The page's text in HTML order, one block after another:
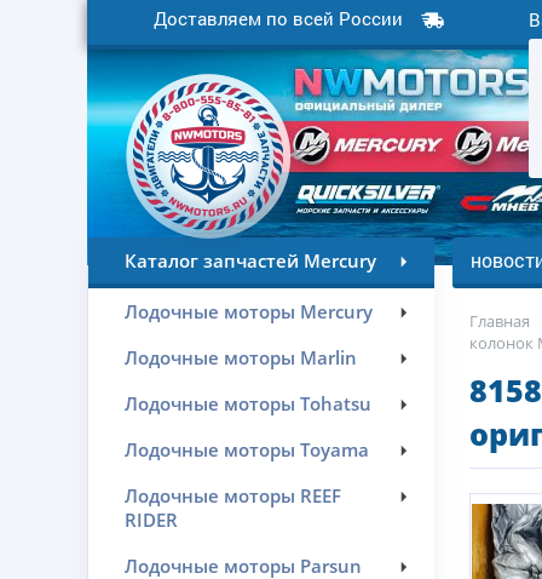
Доставляем по всей России
Каталог запчастей Mercury
Лодочные моторы Mercury
Лодочные моторы Marlin
Лодочные моторы Tohatsu
Лодочные моторы Toyama
Лодочные моторы REEF
RIDER
Лодочные моторы Parsun
Главная
колонок